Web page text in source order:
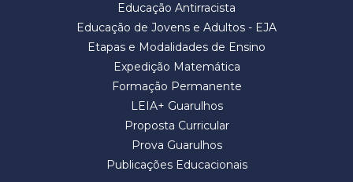
Educação Antirracista
Educação de Jovens e Adultos - EJA
Etapas e Modalidades de Ensino
Expedição Matemática
Formação Permanente
LEIA+ Guarulhos
Proposta Curricular
Prova Guarulhos
Publicações Educacionais